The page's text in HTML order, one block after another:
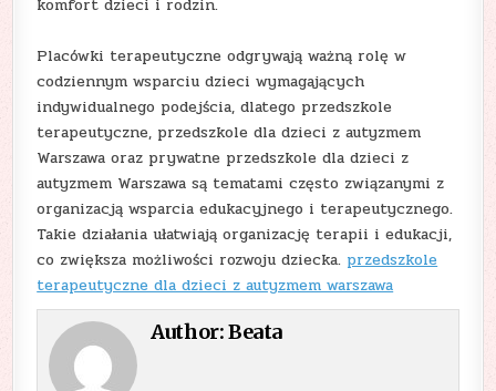
komfort dzieci i rodzin.
Placówki terapeutyczne odgrywają ważną rolę w
codziennym wsparciu dzieci wymagających
indywidualnego podejścia, dlatego przedszkole
terapeutyczne, przedszkole dla dzieci z autyzmem
Warszawa oraz prywatne przedszkole dla dzieci z
autyzmem Warszawa są tematami często związanymi z
organizacją wsparcia edukacyjnego i terapeutycznego.
Takie działania ułatwiają organizację terapii i edukacji,
co zwiększa możliwości rozwoju dziecka. przedszkole
terapeutyczne dla dzieci z autyzmem warszawa
Author:Beata